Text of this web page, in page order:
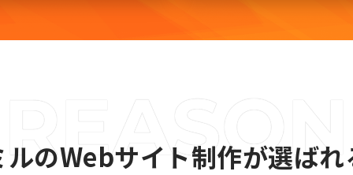
ルのWebサイト制作が選ばれ